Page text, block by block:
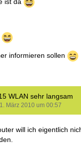
ist da
informieren sollen
WLAN sehr langsam
März 2010 um 00:57
will ich eigentlich